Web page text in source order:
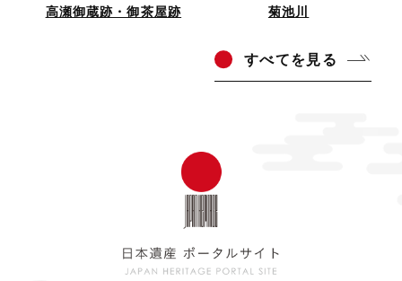
高瀬御蔵跡・御茶屋跡 菊池川
すべてを見る